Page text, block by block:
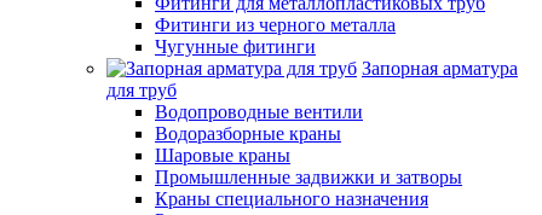
Фитинги из черного металла
Чугунные фитинги
Запорная арматура
для труб
Водопроводные вентили
Водоразборные краны
Шаровые краны
Промышленные задвижки и затворы
Краны специального назначения